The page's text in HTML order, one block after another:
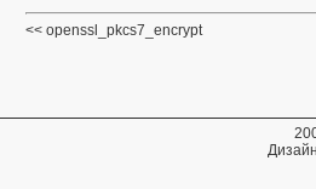
openssl_pkcs7_encrypt